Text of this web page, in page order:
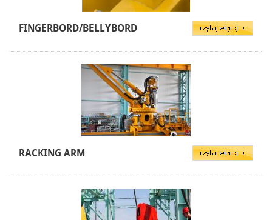
FINGERBORD/BELLYBORD
RACKING ARM